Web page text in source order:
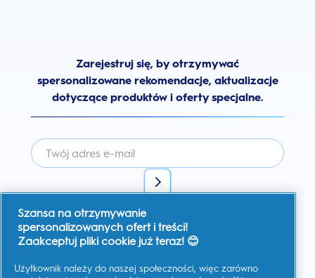
Zarejestruj się, by otrzymywać
spersonalizowane rekomendacje, aktualizacje
dotyczące produktów i oferty specjalne.
Wyrażam zgodę na otrzymywanie spersonalizowanej
komunikacji na temat ofert, aktualności i innych inicjatyw
promocyjnych od Oral-B i innych marek P&G
poczty elektronicznej i kanałów komunikacji online. W każdej
Firma Procter & Gamble, jako administrator danych, będzie
Szansa na otrzymywanie
spersonalizowanych ofert i treści!
Zaakceptuj pliki cookie już teraz! 😊
Użytkownik należy do naszej społeczności, więc zarówno